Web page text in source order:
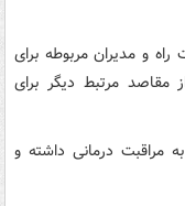
راه و مدیران مربوطه برای
مقاصد مرتبط دیگر برای
مراقبت درمانی داشته و